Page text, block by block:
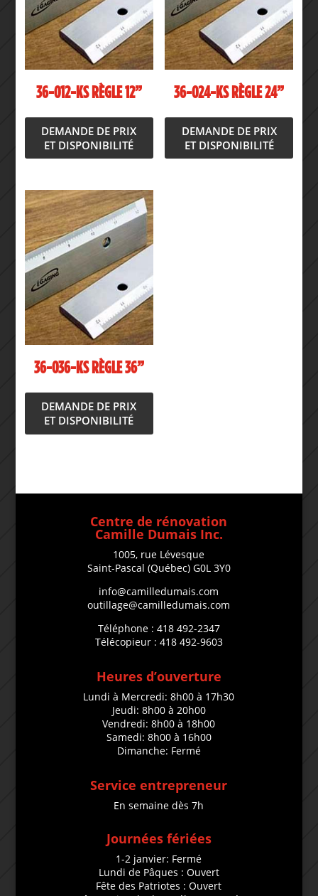
36-012-KS RÈGLE 12”
DEMANDE DE PRIX
ET DISPONIBILITÉ
36-024-KS RÈGLE 24”
DEMANDE DE PRIX
ET DISPONIBILITÉ
36-036-KS RÈGLE 36”
DEMANDE DE PRIX
ET DISPONIBILITÉ
Centre de rénovation
Camille Dumais Inc.
1005, rue Lévesque
Saint-Pascal (Québec) G0L 3Y0
info@camilledumais.com
outillage@camilledumais.com
Téléphone : 418 492-2347
Télécopieur : 418 492-9603
Heures d’ouverture
Lundi à Mercredi: 8h00 à 17h30
Jeudi: 8h00 à 20h00
Vendredi: 8h00 à 18h00
Samedi: 8h00 à 16h00
Dimanche: Fermé
Service entrepreneur
En semaine dès 7h
Journées fériées
1-2 janvier: Fermé
Lundi de Pâques : Ouvert
Fête des Patriotes : Ouvert